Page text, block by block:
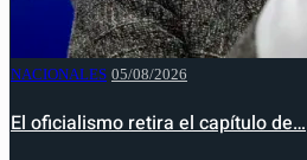
NACIONALES 05/08/2026
El oficialismo retira el capítulo de…